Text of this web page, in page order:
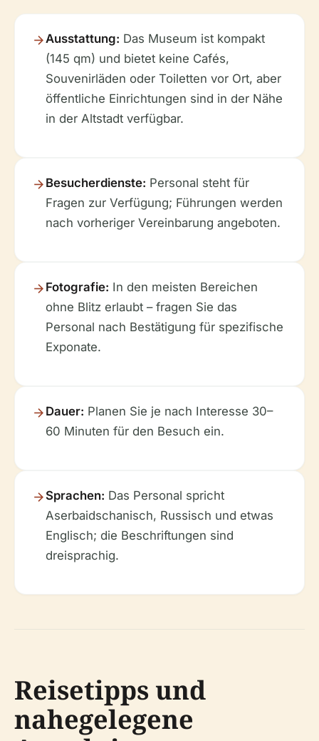
Ausstattung: Das Museum ist kompakt
(145 qm) und bietet keine Cafés,
Souvenirläden oder Toiletten vor Ort, aber
öffentliche Einrichtungen sind in der Nähe
in der Altstadt verfügbar.
Besucherdienste: Personal steht für
Fragen zur Verfügung; Führungen werden
nach vorheriger Vereinbarung angeboten.
Fotografie: In den meisten Bereichen
ohne Blitz erlaubt – fragen Sie das
Personal nach Bestätigung für spezifische
Exponate.
Dauer: Planen Sie je nach Interesse 30–
60 Minuten für den Besuch ein.
Sprachen: Das Personal spricht
Aserbaidschanisch, Russisch und etwas
Englisch; die Beschriftungen sind
dreisprachig.
Reisetipps und
nahegelegene